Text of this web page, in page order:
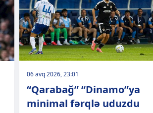
06 avq 2026, 23:01
“Qarabağ” “Dinamo”ya
minimal fərqlə uduzdu